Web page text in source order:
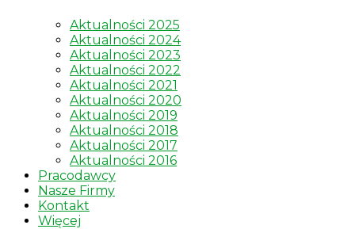
Aktualności 2025
Aktualności 2024
Aktualności 2023
Aktualności 2022
Aktualności 2021
Aktualności 2020
Aktualności 2019
Aktualności 2018
Aktualności 2017
Aktualności 2016
Pracodawcy
Nasze Firmy
Kontakt
Więcej